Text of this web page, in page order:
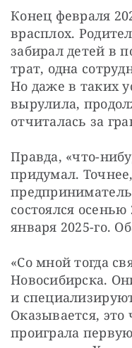
Конец февраля
врасплох.
забирал детей в
трат, одна
Но даже в таких
вырулила,
отчиталась за
Правда, «что-
придумал.
состоялся
января 2025-го.
«Со мной тогда
Новосибирска.
и
Оказывается, это
проиграла